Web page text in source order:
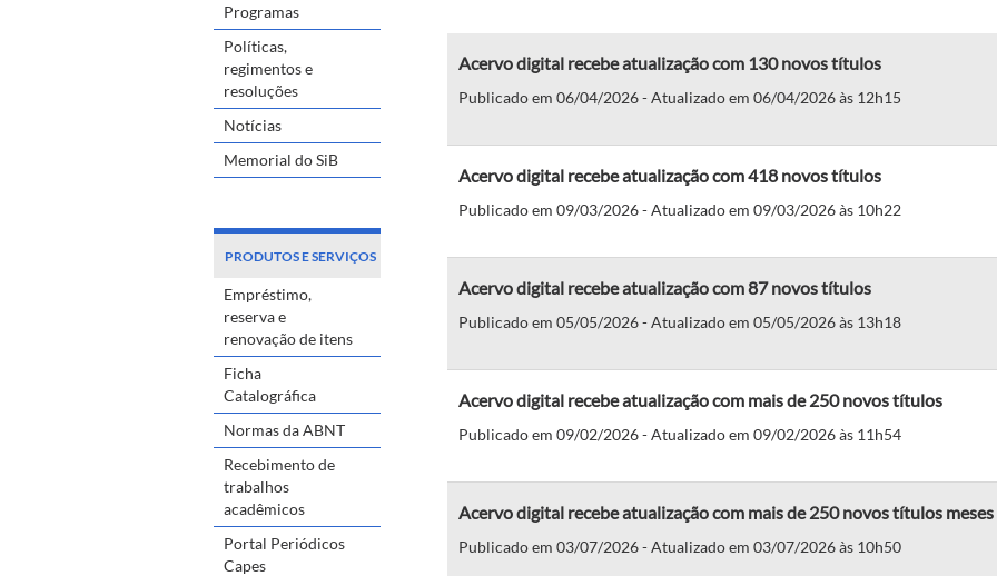
Programas
Políticas,
regimentos e
resoluções
Notícias
Memorial do SiB
PRODUTOS E SERVIÇOS
Empréstimo,
reserva e
renovação de itens
Ficha
Catalográfica
Normas da ABNT
Recebimento de
trabalhos
acadêmicos
Portal Periódicos
Capes
Acervo digital recebe atualização com 130 novos títulos
Publicado em 06/04/2026 - Atualizado em 06/04/2026 às 12h15
Acervo digital recebe atualização com 418 novos títulos
Publicado em 09/03/2026 - Atualizado em 09/03/2026 às 10h22
Acervo digital recebe atualização com 87 novos títulos
Publicado em 05/05/2026 - Atualizado em 05/05/2026 às 13h18
Acervo digital recebe atualização com mais de 250 novos títulos
Publicado em 09/02/2026 - Atualizado em 09/02/2026 às 11h54
Acervo digital recebe atualização com mais de 250 novos títulos
Publicado em 03/07/2026 - Atualizado em 03/07/2026 às 10h50